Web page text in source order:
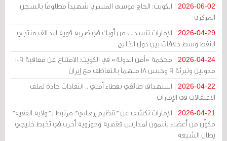
2026-06-02
الكويت: الحاج موسى المسري شهيداً مظلومًا بالسجن
المركزي
2026-04-29
الإمارات تنسحب من أوبك في ضربة قوية لتحالف منتجي
النفط وسط خلافات بين دول الخليج
2026-04-24
محكمة «أمن الدولة» في الكويت: الامتناع عن معاقبة 109
مدونين وتبرئة 9 وحبس 18 متهماً بالتعاطف مع إيران
2026-04-22
استهداف طائفي بغطاء أمني .. انتقادات حادة لملف
الاعتقالات في الإمارات
2026-04-21
الإمارات تكشف عن "تنظيم إرهابي" مرتبط بـ"ولاية الفقيه"
مكوّن من أعضاء ينتمون لمدارس فقهية وحوزوية أخرى في تخبط خليجي
يطال الشيعة